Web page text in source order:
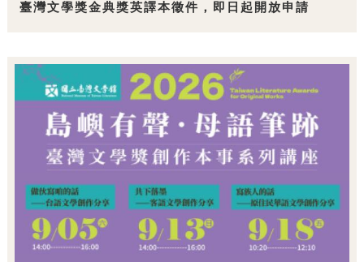
臺灣文學獎金典獎英譯本徵件，即日起開放申請